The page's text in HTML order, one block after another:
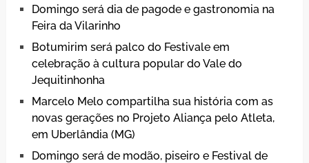
Domingo será dia de pagode e gastronomia na
Feira da Vilarinho
Botumirim será palco do Festivale em
celebração à cultura popular do Vale do
Jequitinhonha
Marcelo Melo compartilha sua história com as
novas gerações no Projeto Aliança pelo Atleta,
em Uberlândia (MG)
Domingo será de modão, piseiro e Festival de